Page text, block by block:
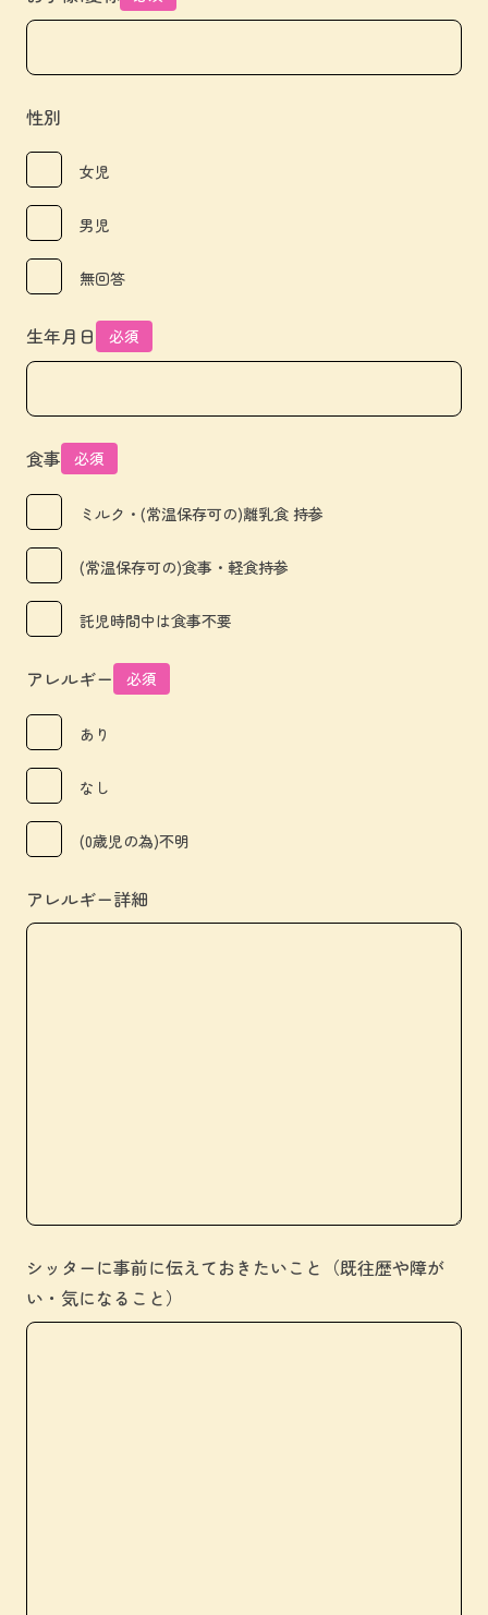
性別
女児
男児
無回答
生年月日 必須
食事 必須
ミルク・(常温保存可の)離乳食 持参
(常温保存可の)食事・軽食持参
託児時間中は食事不要
アレルギー 必須
あり
なし
(0歳児の為)不明
アレルギー詳細
シッターに事前に伝えておきたいこと（既往歴や障が
い・気になること）